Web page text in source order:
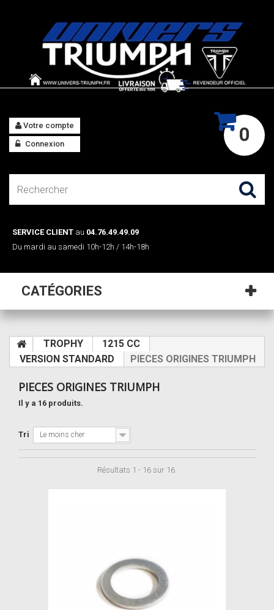
0
Votre compte
Connexion
SERVICE CLIENT au 04.76.49.49.09
Du mardi au samedi 10h-12h / 14h-18h
CATÉGORIES
TROPHY
1215 CC
VERSION STANDARD
PIECES ORIGINES TRIUMPH
PIECES ORIGINES TRIUMPH
Il y a 16 produits.
Tri Le moins cher
Résultats 1 - 16 sur 16.